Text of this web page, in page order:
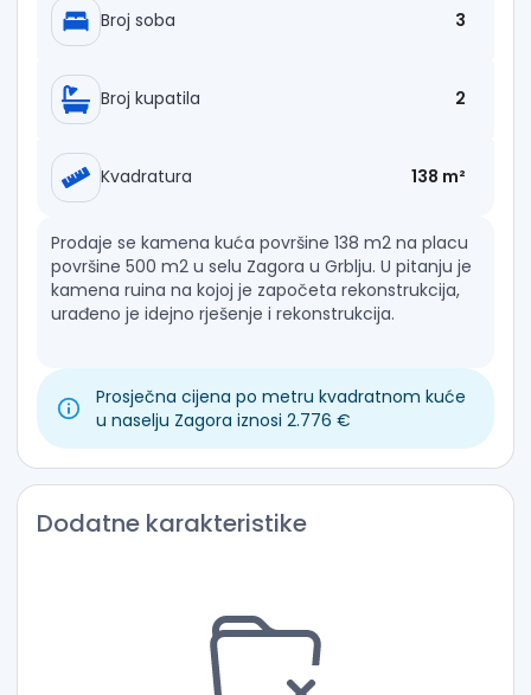
Broj soba 3
Broj kupatila 2
Kvadratura 138 m²
Prodaje se kamena kuća površine 138 m2 na placu
površine 500 m2 u selu Zagora u Grblju. U pitanju je
kamena ruina na kojoj je započeta rekonstrukcija,
urađeno je idejno rješenje i rekonstrukcija.
bazenom gdje će se na prizemlju nalaziti dnevni
boravak sa velikim staklenim otvorima, kuhinja i
toalet, na prvom spratu će se nalaziti dvije spavaće
sobe i kupatilo dok je za potkrovlje predviđena
velika spavaća soba sa kupatilom.
Uskoro se završava krov što se može vidjeti i na
opet u blizini mora su nešto za čime turisti iz svih
krajeva svijeta tragaju poslednjih godina kada je u
pitanju mjesto za odmor.
Prosječna cijena po metru kvadratnom kuće
u naselju Zagora iznosi 2.776 €
Dodatne karakteristike